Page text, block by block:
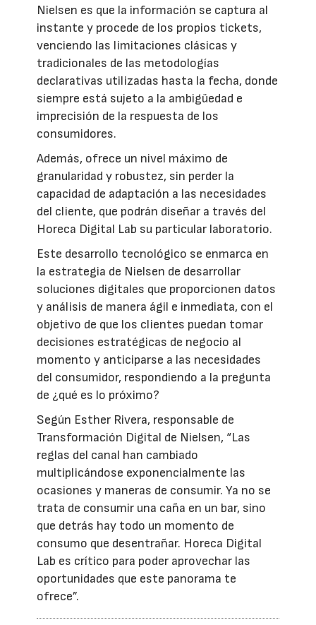
Nielsen es que la información se captura al
instante y procede de los propios tickets,
venciendo las limitaciones clásicas y
tradicionales de las metodologías
declarativas utilizadas hasta la fecha, donde
siempre está sujeto a la ambigüedad e
imprecisión de la respuesta de los
consumidores.
Además, ofrece un nivel máximo de
granularidad y robustez, sin perder la
capacidad de adaptación a las necesidades
del cliente, que podrán diseñar a través del
Horeca Digital Lab su particular laboratorio.
Este desarrollo tecnológico se enmarca en
la estrategia de Nielsen de desarrollar
soluciones digitales que proporcionen datos
y análisis de manera ágil e inmediata, con el
objetivo de que los clientes puedan tomar
decisiones estratégicas de negocio al
momento y anticiparse a las necesidades
del consumidor, respondiendo a la pregunta
de ¿qué es lo próximo?
Según Esther Rivera, responsable de
Transformación Digital de Nielsen, “Las
reglas del canal han cambiado
multiplicándose exponencialmente las
ocasiones y maneras de consumir. Ya no se
trata de consumir una caña en un bar, sino
que detrás hay todo un momento de
consumo que desentrañar. Horeca Digital
Lab es crítico para poder aprovechar las
oportunidades que este panorama te
ofrece”.